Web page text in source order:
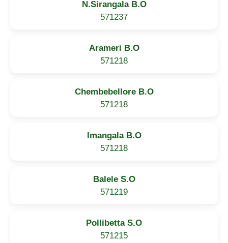
N.Sirangala B.O
571237
Arameri B.O
571218
Chembebellore B.O
571218
Imangala B.O
571218
Balele S.O
571219
Pollibetta S.O
571215